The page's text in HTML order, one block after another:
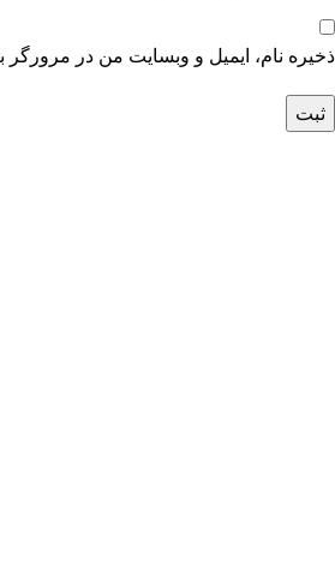
ذخیره نام، ایمیل و وبسایت من در